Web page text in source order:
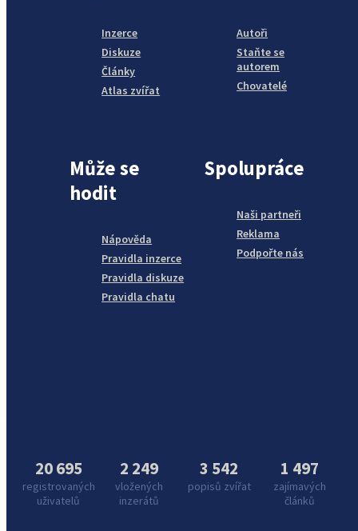
Inzerce
Diskuze
Články
Atlas zvířat
Autoři
Staňte se
autorem
Chovatelé
Může se
hodit
Nápověda
Pravidla inzerce
Pravidla diskuze
Pravidla chatu
Spolupráce
Naši partneři
Reklama
Podpořte nás
20 695
registrovaných
uživatelů
2 249
vložených
inzerátů
3 542
popisů zvířat
1 497
zajímavých
článků